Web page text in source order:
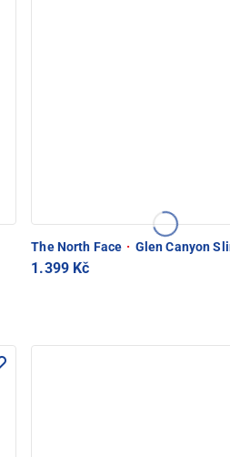
The North Face · Glen Canyon
1.399 Kč